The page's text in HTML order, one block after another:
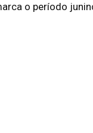
o período